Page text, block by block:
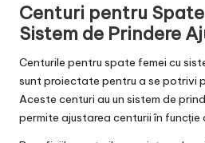
Centuri pentru Spate
Sistem de Prindere
Centurile pentru spate femei cu
sunt proiectate pentru a se potrivi
Aceste centuri au un sistem de
permite ajustarea centurii în funcție